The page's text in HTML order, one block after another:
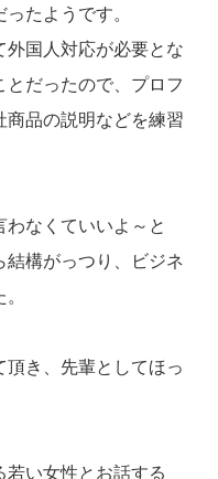
たようです。
外国人対応が必要とな
とだったので、プロフ
商品の説明などを練習
わなくていいよ～と
結構がっつり、ビジネ
き、先輩としてほっ
若い女性とお話する